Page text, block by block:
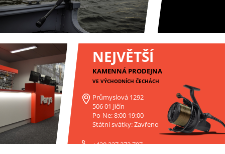
NEJVĚTŠÍ
KAMENNÁ PRODEJNA
VE VÝCHODNÍCH ČECHÁCH
Průmyslová 1292
506 01 Jičín
Po-Ne: 8:00-19:00
Státní svátky: Zavřeno
+420 227 272 797